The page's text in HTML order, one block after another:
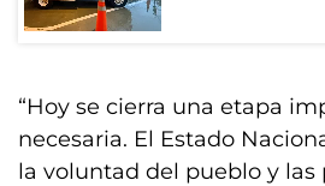
“Hoy se cierra una etapa
necesaria. El Estado
la voluntad del pueblo y las